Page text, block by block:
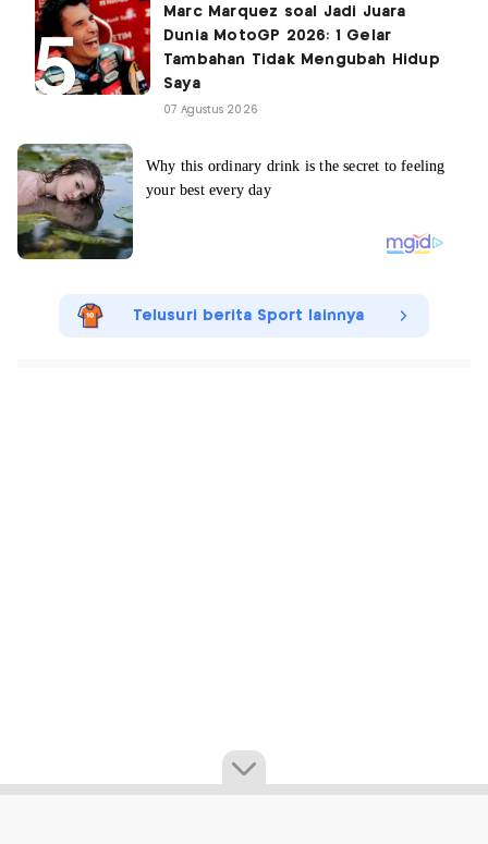
Marc Marquez soal Jadi Juara
Dunia MotoGP 2026: 1 Gelar
Tambahan Tidak Mengubah Hidup
Saya
07 Agustus 2026
Telusuri berita Sport lainnya